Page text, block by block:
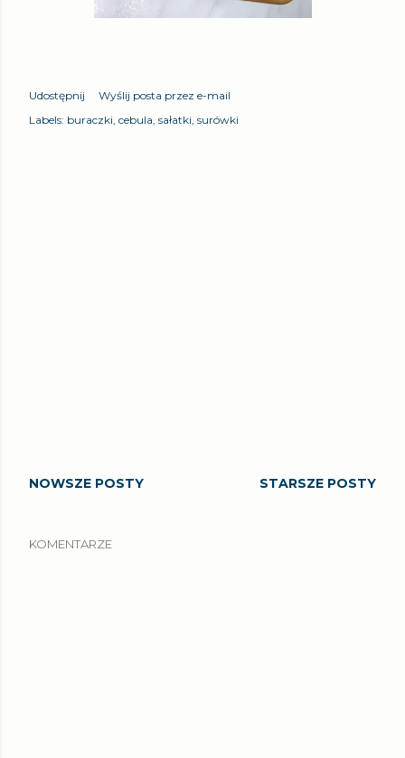
Udostępnij
Wyślij posta przez e-mail
Labels: buraczki cebula sałatki surówki
NOWSZE POSTY STARSZE POSTY
KOMENTARZE